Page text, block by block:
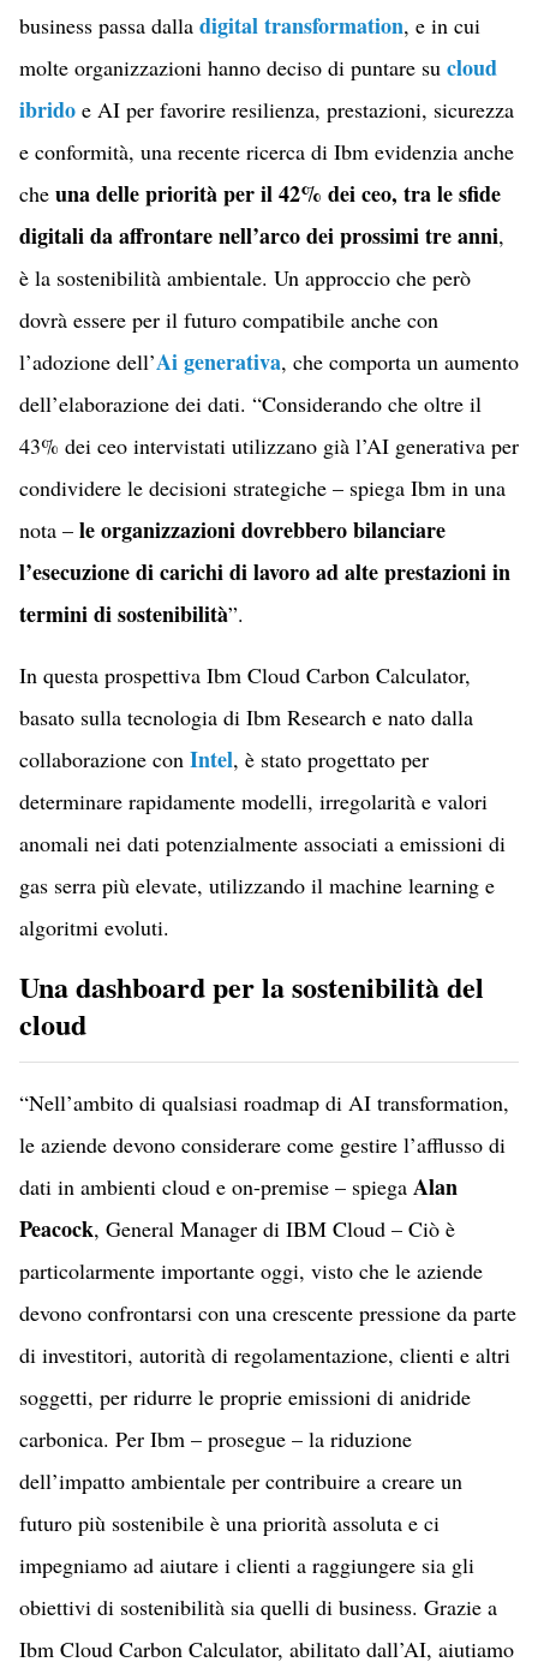
business passa dalla digital transformation, e in cui
molte organizzazioni hanno deciso di puntare su cloud
ibrido e AI per favorire resilienza, prestazioni, sicurezza
e conformità, una recente ricerca di Ibm evidenzia anche
che una delle priorità per il 42% dei ceo, tra le sfide
digitali da affrontare nell’arco dei prossimi tre anni,
è la sostenibilità ambientale. Un approccio che però
dovrà essere per il futuro compatibile anche con
l’adozione dell’Ai generativa, che comporta un aumento
dell’elaborazione dei dati. “Considerando che oltre il
43% dei ceo intervistati utilizzano già l’AI generativa per
condividere le decisioni strategiche – spiega Ibm in una
nota – le organizzazioni dovrebbero bilanciare
l’esecuzione di carichi di lavoro ad alte prestazioni in
termini di sostenibilità”.
In questa prospettiva Ibm Cloud Carbon Calculator,
basato sulla tecnologia di Ibm Research e nato dalla
collaborazione con Intel, è stato progettato per
determinare rapidamente modelli, irregolarità e valori
anomali nei dati potenzialmente associati a emissioni di
gas serra più elevate, utilizzando il machine learning e
algoritmi evoluti.
Una dashboard per la sostenibilità del
cloud
“Nell’ambito di qualsiasi roadmap di AI transformation,
le aziende devono considerare come gestire l’afflusso di
dati in ambienti cloud e on-premise – spiega Alan
Peacock, General Manager di IBM Cloud – Ciò è
particolarmente importante oggi, visto che le aziende
devono confrontarsi con una crescente pressione da parte
di investitori, autorità di regolamentazione, clienti e altri
soggetti, per ridurre le proprie emissioni di anidride
carbonica. Per Ibm – prosegue – la riduzione
dell’impatto ambientale per contribuire a creare un
futuro più sostenibile è una priorità assoluta e ci
impegniamo ad aiutare i clienti a raggiungere sia gli
obiettivi di sostenibilità sia quelli di business. Grazie a
Ibm Cloud Carbon Calculator, abilitato dall’AI, aiutiamo